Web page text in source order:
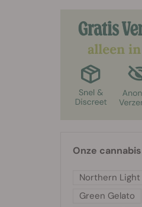
Onze
Northern Light
Green Gelato